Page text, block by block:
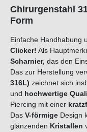
Chirurgenstahl
Form
Einfache Handhabung
Clicker! Als
Scharnier, das den
Das zur Herstellung
316L) zeichnet sich
und hochwertige
Piercing mit einer
Das V-förmige Design
glänzenden Kristallen